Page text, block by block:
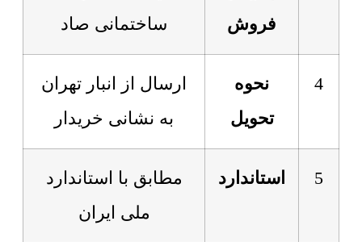
فروش
ساختمانی صاد
4
نحوه
تحویل
ارسال از انبار تهران
به نشانی خریدار
5 استاندارد
مطابق با استاندارد
ملی ایران